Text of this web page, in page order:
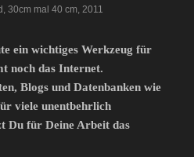
30cm mal 40 cm, 2011
ein wichtiges Werkzeug für
noch das Internet.
Blogs und Datenbanken wie
viele unentbehrlich
Du für Deine Arbeit das